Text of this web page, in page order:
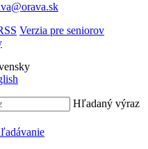
Verzia pre seniorov
Hľadaný výraz